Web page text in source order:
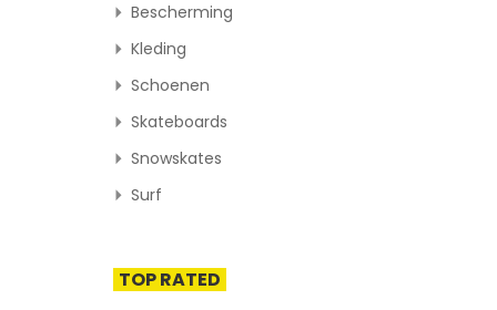
Bescherming
Kleding
Schoenen
Skateboards
Snowskates
Surf
TOP RATED